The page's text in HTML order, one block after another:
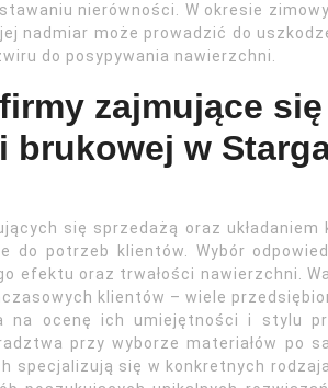
nierówności. W okresie
nadmiar może prowadzić do
do posypywania nawierzchni.
zajmujące
brukowej w
się sprzedażą oraz układaniem
do potrzeb klientów. Wybór
efektu oraz trwałości nawierzchni.
klientów – wiele
na ocenę ich umiejętności i stylu
przy wyborze materiałów po
specjalizują się w konkretnych